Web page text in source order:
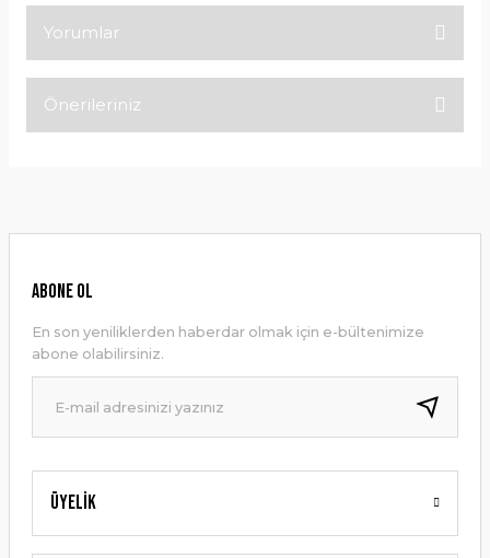
Yorumlar
Önerileriniz
Ürün resmi kalitesiz, bozuk veya görüntülenemiyor.
Ürün bilgilerinde hatalar bulunuyor.
Ürün fiyatı diğer sitelerden daha pahalı.
Bu ürüne benzer farklı alternatifler olmalı.
Gönder
Üyelik
ABONE OL
En son yeniliklerden haberdar olmak için e-bültenimize
abone olabilirsiniz.